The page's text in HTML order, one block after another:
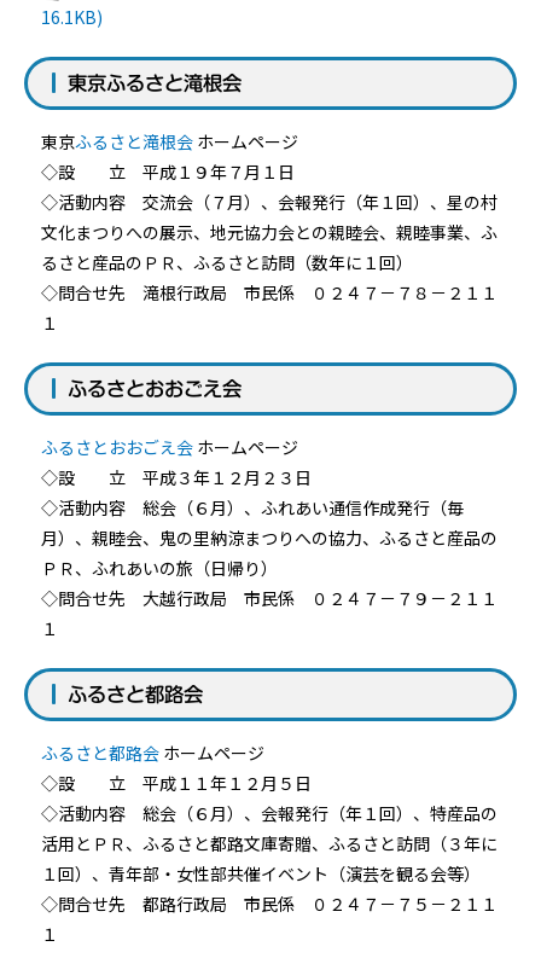
16.1KB)
東京ふるさと滝根会
東京ふるさと滝根会 ホームページ
◇設 立 平成１９年７月１日
◇活動内容 交流会（７月）、会報発行（年１回）、星の村
文化まつりへの展示、地元協力会との親睦会、親睦事業、ふ
るさと産品のＰＲ、ふるさと訪問（数年に１回）
◇問合せ先 滝根行政局 市民係 ０２４７－７８－２１１
１
ふるさとおおごえ会
ふるさとおおごえ会 ホームページ
◇設 立 平成３年１２月２３日
◇活動内容 総会（６月）、ふれあい通信作成発行（毎
月）、親睦会、鬼の里納涼まつりへの協力、ふるさと産品の
ＰＲ、ふれあいの旅（日帰り）
◇問合せ先 大越行政局 市民係 ０２４７－７９－２１１
１
ふるさと都路会
ふるさと都路会 ホームページ
◇設 立 平成１１年１２月５日
◇活動内容 総会（６月）、会報発行（年１回）、特産品の
活用とＰＲ、ふるさと都路文庫寄贈、ふるさと訪問（３年に
１回）、青年部・女性部共催イベント（演芸を観る会等）
◇問合せ先 都路行政局 市民係 ０２４７－７５－２１１
１